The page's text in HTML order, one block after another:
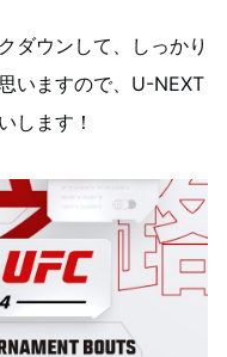
ダウンして、しっかり
いますので、U-NEXT
します！